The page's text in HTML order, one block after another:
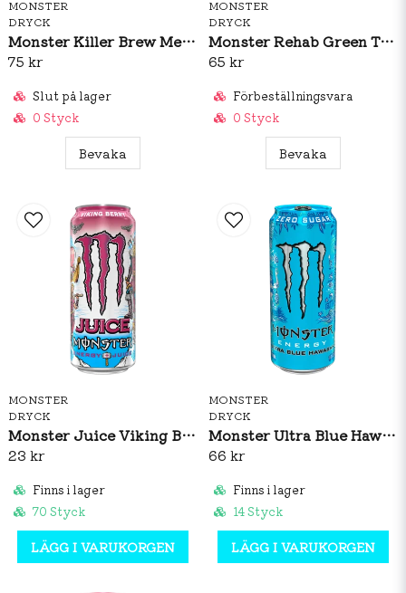
MONSTER
DRYCK
Monster Killer Brew Mean Bean 437ml
75 kr
Slut på lager
0 Styck
Bevaka
MONSTER
DRYCK
Monster Rehab Green Tea 458ml
65 kr
Förbeställningsvara
0 Styck
Bevaka
MONSTER
DRYCK
Monster Juice Viking Berry 500ml
23 kr
Finns i lager
70 Styck
LÄGG I VARUKORGEN
MONSTER
DRYCK
Monster Ultra Blue Hawaiian 473ml
66 kr
Finns i lager
14 Styck
LÄGG I VARUKORGEN